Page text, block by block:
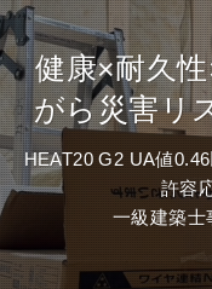
健康×耐久
がら災害リ
HEAT20 G2 UA値
許容
一級建築